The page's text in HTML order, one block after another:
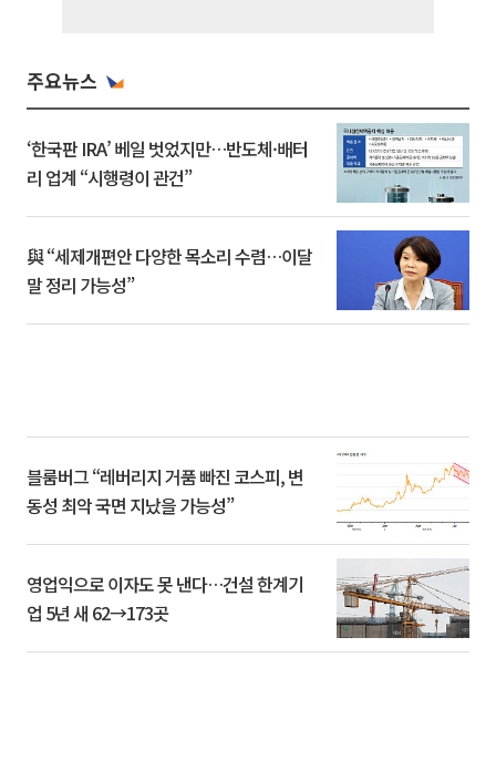
주요뉴스
‘한국판 IRA’ 베일 벗었지만…반도체·배터
리 업계 “시행령이 관건”
與 “세제개편안 다양한 목소리 수렴…이달
말 정리 가능성”
블룸버그 “레버리지 거품 빠진 코스피, 변
동성 최악 국면 지났을 가능성”
영업익으로 이자도 못 낸다…건설 한계기
업 5년 새 62→173곳